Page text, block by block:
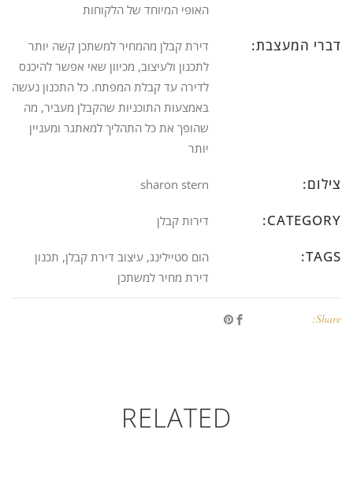
האופי המיוחד של הלקוחות
דברי המעצבת:
דירת קבלן מהמחיר למשתכן קשה יותר
לתכנון ולעיצוב, מכיוון שאי אפשר להיכנס
לדירה עד קבלת המפתח. כל התכנון נעשה
באמצעות התוכניות שהקבלן מעביר, מה
שהופך את כל התהליך למאתגר ומעניין
יותר
צילום: sharon stern
CATEGORY: דירות קבלן
TAGS:
הום סטיילינג, עיצוב דירת קבלן, תכנון
דירת מחיר למשתכן
Share:
RELATED